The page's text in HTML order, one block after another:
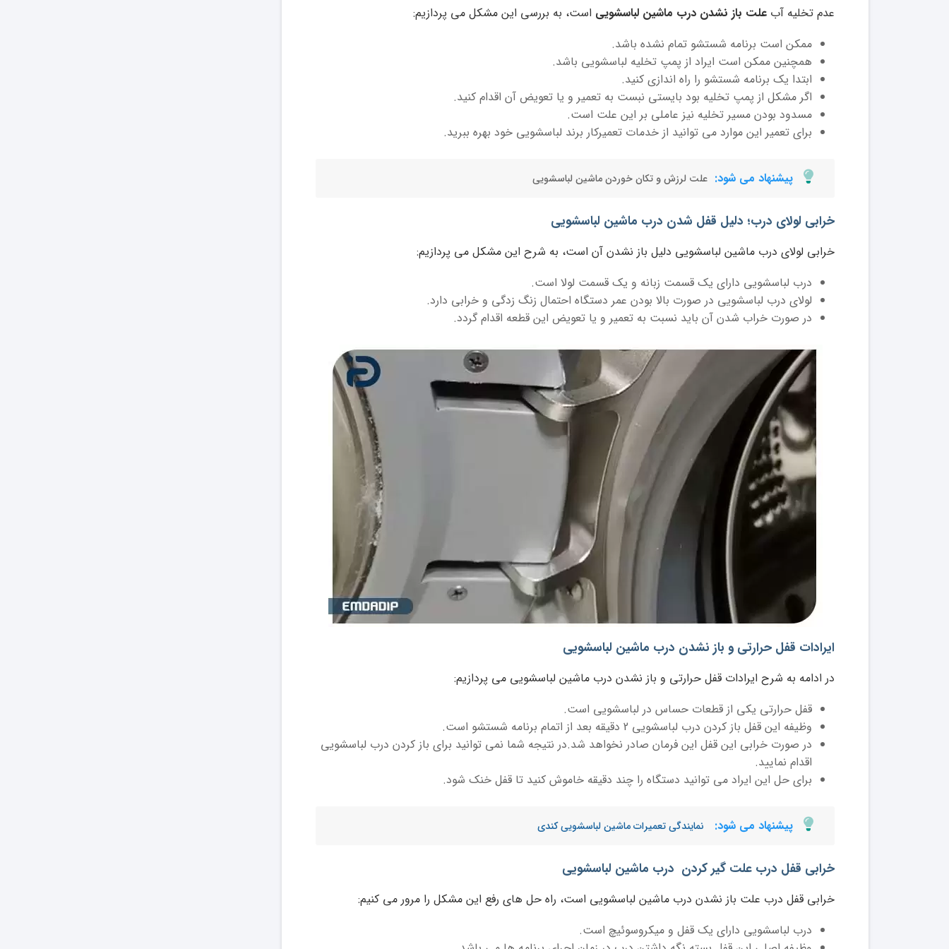
عدم تخلیه آب علت باز نشدن درب ماشین لباسشویی است، به بررسی این مشکل می پردازیم:
ممکن است برنامه شستشو تمام نشده باشد.
همچنین ممکن است ایراد از پمپ تخلیه لباسشویی باشد.
ابتدا یک برنامه شستشو را راه اندازی کنید.
اگر مشکل از پمپ تخلیه بود بایستی نبست به تعمیر و یا تعویض آن اقدام کنید.
مسدود بودن مسیر تخلیه نیز عاملی بر این علت است.
برای تعمیر این موارد می توانید از خدمات تعمیرکار برند لباسشویی خود بهره ببرید.
پیشنهاد می شود: علت لرزش و تکان خوردن ماشین لباسشویی
خرابی لولای درب؛ دلیل قفل شدن درب ماشین لباسشویی
خرابی لولای درب ماشین لباسشویی دلیل باز نشدن آن است، به شرح این مشکل می پردازیم:
درب لباسشویی دارای یک قسمت زبانه و یک قسمت لولا است.
لولای درب لباسشویی در صورت بالا بودن عمر دستگاه احتمال زنگ زدگی و خرابی دارد.
در صورت خراب شدن آن باید نسبت به تعمیر و یا تعویض این قطعه اقدام گردد.
ایرادات قفل حرارتی و باز نشدن درب ماشین لباسشویی
در ادامه به شرح ایرادات قفل حرارتی و باز نشدن درب ماشین لباسشویی می پردازیم:
قفل حرارتی یکی از قطعات حساس در لباسشویی است.
وظیفه این قفل باز کردن درب لباسشویی 2 دقیقه بعد از اتمام برنامه شستشو است.
در صورت خرابی این قفل این فرمان صادر نخواهد شد.در نتیجه شما نمی توانید برای باز کردن درب لباسشویی
اقدام نمایید.
برای حل این ایراد می توانید دستگاه را چند دقیقه خاموش کنید تا قفل خنک شود.
پیشنهاد می شود: نمایندگی تعمیرات ماشین لباسشویی کندی
خرابی قفل درب علت گیر کردن درب ماشین لباسشویی
خرابی قفل درب علت باز نشدن درب ماشین لباسشویی است، راه حل های رفع این مشکل را مرور می کنیم:
درب لباسشویی دارای یک قفل و میکروسوئیچ است.